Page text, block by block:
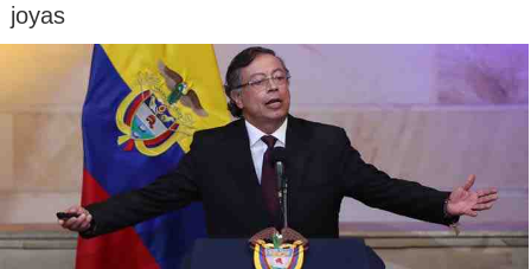
joyas